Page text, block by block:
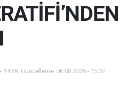
Güncelleme: 06.08.2026 - 15:32